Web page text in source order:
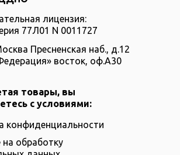
лицензия:
77Л01 N 0011727
Пресненская наб., д.12
восток, оф.А30
товары, вы
с условиями:
на обработку
конфиденциальности